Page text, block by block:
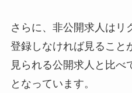
さらに、非公開求人は リ
登録しなければ見ること
見られる公開求人と比べ
となっています。